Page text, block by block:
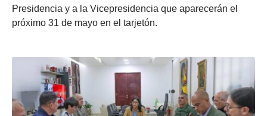
Presidencia y a la Vicepresidencia que aparecerán el
próximo 31 de mayo en el tarjetón.